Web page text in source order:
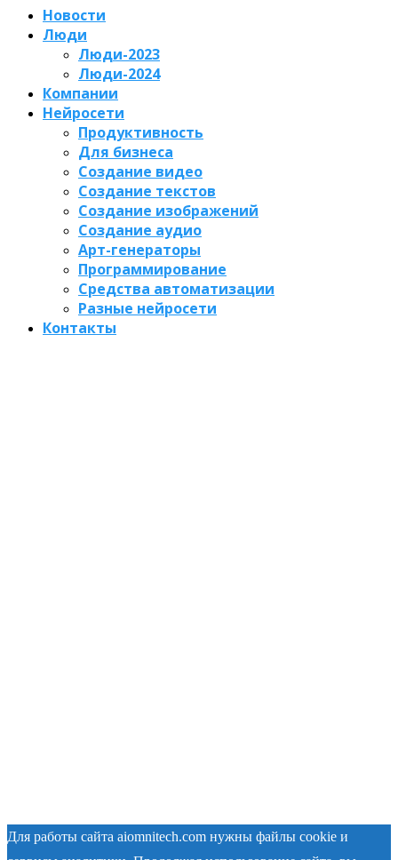
Новости
Люди
Люди-2023
Люди-2024
Компании
Нейросети
Продуктивность
Для бизнеса
Создание видео
Создание текстов
Создание изображений
Создание аудио
Арт-генераторы
Программирование
Средства автоматизации
Разные нейросети
Контакты
Для работы сайта aiomnitech.com нужны файлы cookie и